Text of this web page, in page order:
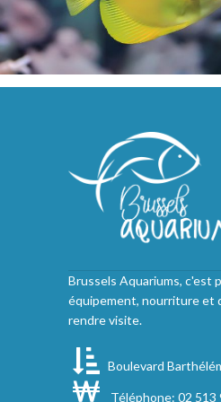
Brussels Aquariums, c'est
équipement, nourriture et
rendre visite.
Boulevard
Téléphone: 02 513